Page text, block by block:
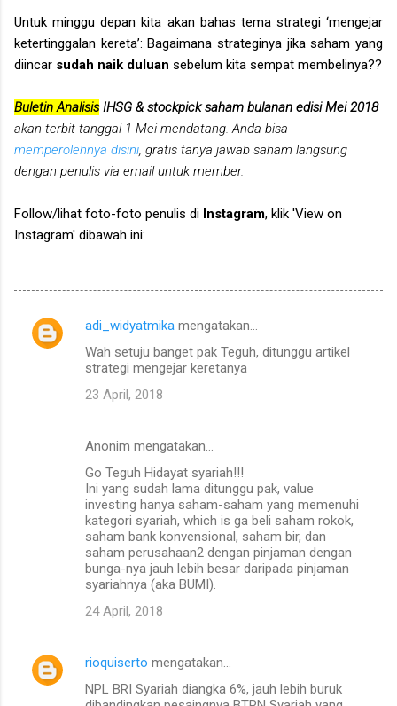
Untuk minggu depan kita akan bahas tema strategi ‘mengejar
ketertinggalan kereta’: Bagaimana strateginya jika saham yang
diincar sudah naik duluan sebelum kita sempat membelinya??
Buletin AnalisisIHSG & stockpick saham bulanan edisi Mei 2018
akan terbit tanggal 1 Mei mendatang. Anda bisa
memperolehnya disini , gratis tanya jawab saham langsung
dengan penulis via email untuk member.
Follow/lihat foto-foto penulis di Instagram, klik 'View on
Instagram' dibawah ini:
K
adi_widyatmika mengatakan…
Wah setuju banget pak Teguh, ditunggu artikel
strategi mengejar keretanya
23 April, 2018
Anonim mengatakan…
Go Teguh Hidayat syariah!!!
Ini yang sudah lama ditunggu pak, value
investing hanya saham-saham yang memenuhi
kategori syariah, which is ga beli saham rokok,
saham bank konvensional, saham bir, dan
saham perusahaan2 dengan pinjaman dengan
bunga-nya jauh lebih besar daripada pinjaman
syariahnya (aka BUMI).
24 April, 2018
rioquiserto mengatakan…
NPL BRI Syariah diangka 6%, jauh lebih buruk